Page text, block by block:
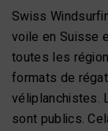
Swiss
voile en Suisse
toutes les
formats de
véliplanchistes.
sont publics.